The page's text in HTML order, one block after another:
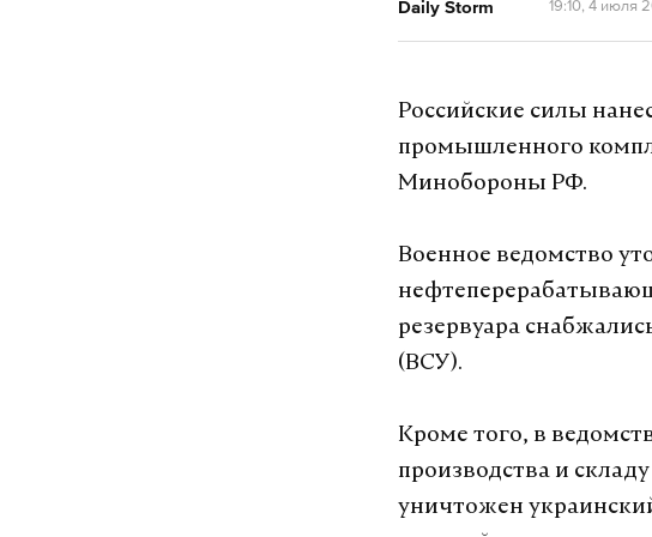
А
# минобороны рф # армия
Daily Storm 19:10, 4 июля
Российские силы
промышленного
Минобороны РФ.
Военное ведомство
резервуара
(ВСУ).
Кроме того, в
производства и
уничтожен